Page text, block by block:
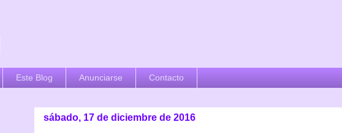
Este Blog Anunciarse Contacto
sábado, 17 de diciembre de 2016